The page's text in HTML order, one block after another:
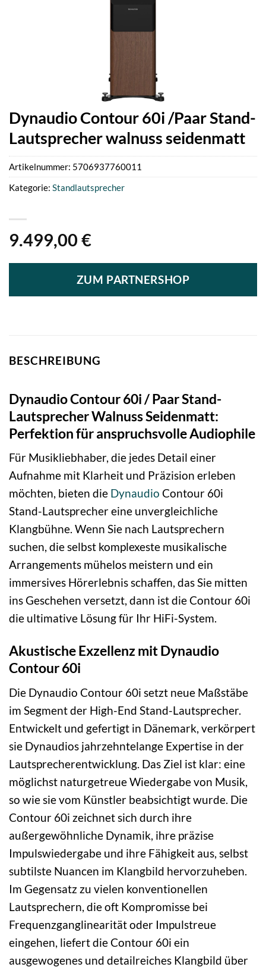
Dynaudio Contour 60i /Paar Stand-
Lautsprecher walnuss seidenmatt
9.499,00 €
ZUM PARTNERSHOP
Artikelnummer: 5706937760011
Kategorie: Standlautsprecher
BESCHREIBUNG
Dynaudio Contour 60i / Paar Stand-
Lautsprecher Walnuss Seidenmatt:
Perfektion für anspruchsvolle Audiophile
Für Musikliebhaber, die jedes Detail einer
Aufnahme mit Klarheit und Präzision erleben
möchten, bieten die Dynaudio Contour 60i
Stand-Lautsprecher eine unvergleichliche
Klangbühne. Wenn Sie nach Lautsprechern
suchen, die selbst komplexeste musikalische
Arrangements mühelos meistern und ein
immersives Hörerlebnis schaffen, das Sie mitten
ins Geschehen versetzt, dann ist die Contour 60i
die ultimative Lösung für Ihr HiFi-System.
Akustische Exzellenz mit Dynaudio
Contour 60i
Die Dynaudio Contour 60i setzt neue Maßstäbe
im Segment der High-End Stand-Lautsprecher.
Entwickelt und gefertigt in Dänemark, verkörpert
sie Dynaudios jahrzehntelange Expertise in der
Lautsprecherentwicklung. Das Ziel ist klar: eine
möglichst naturgetreue Wiedergabe von Musik,
so wie sie vom Künstler beabsichtigt wurde. Die
Contour 60i zeichnet sich durch ihre
außergewöhnliche Dynamik, ihre präzise
Impulswiedergabe und ihre Fähigkeit aus, selbst
subtilste Nuancen im Klangbild hervorzuheben.
Im Gegensatz zu vielen konventionellen
Lautsprechern, die oft Kompromisse bei
Frequenzganglinearität oder Impulstreue
eingehen, liefert die Contour 60i ein
ausgewogenes und detailreiches Klangbild über